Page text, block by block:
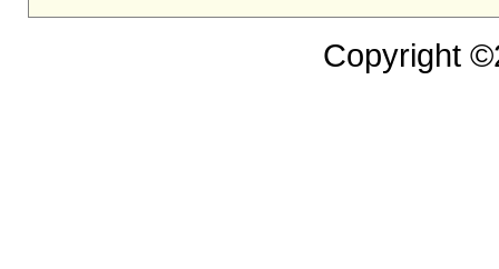
Copyright